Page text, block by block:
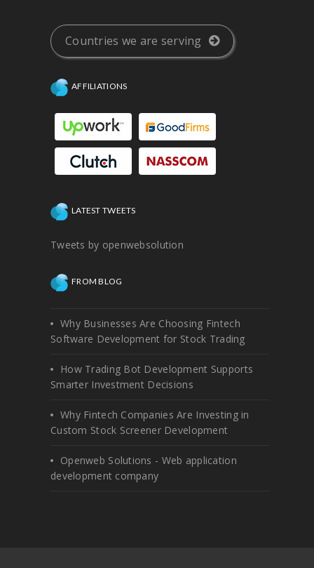
Countries we are serving
AFFILIATIONS
LATEST TWEETS
Tweets by openwebsolution
FROM BLOG
Why Businesses Are Choosing Fintech
Software Development for Stock Trading
How Trading Bot Development Supports
Smarter Investment Decisions
Why Fintech Companies Are Investing in
Custom Stock Screener Development
Openweb Solutions - Web application
development company